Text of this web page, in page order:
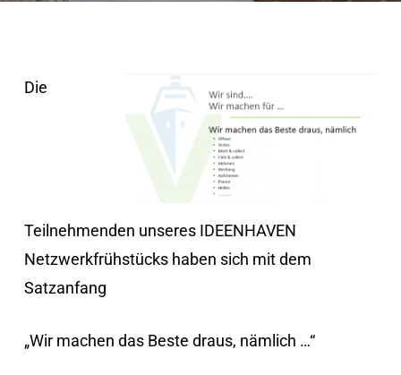
Die
Teilnehmenden unseres IDEENHAVEN
Netzwerkfrühstücks haben sich mit dem
Satzanfang
„Wir machen das Beste draus, nämlich …“